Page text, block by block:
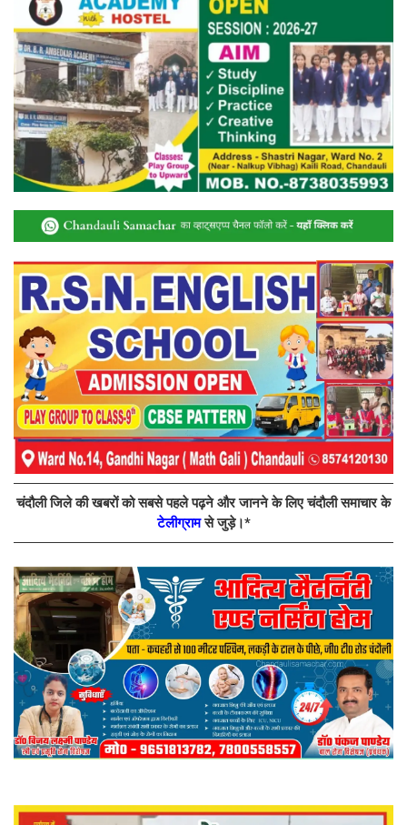
चंदौली जिले की खबरों को सबसे पहले पढ़ने और जानने के लिए चंदौली समाचार के
टेलीग्रामसे जुड़े।*